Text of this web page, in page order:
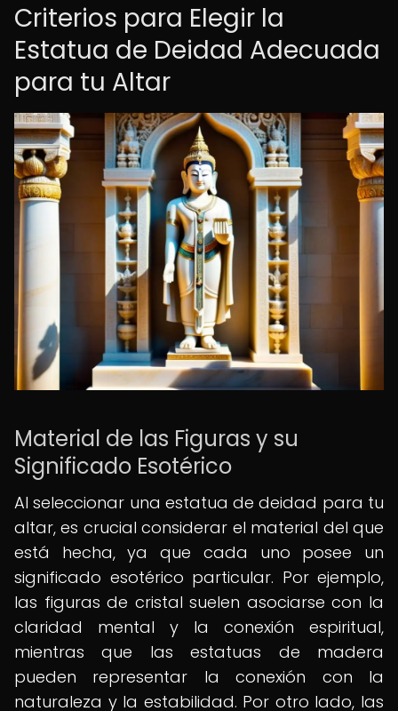
Criterios para Elegir la
Estatua de Deidad Adecuada
para tu Altar
Material de las Figuras y su
Significado Esotérico
Al seleccionar una estatua de deidad para tu
altar, es crucial considerar el material del que
está hecha, ya que cada uno posee un
significado esotérico particular. Por ejemplo,
las figuras de cristal suelen asociarse con la
claridad mental y la conexión espiritual,
mientras que las estatuas de madera
pueden representar la conexión con la
naturaleza y la estabilidad. Por otro lado, las